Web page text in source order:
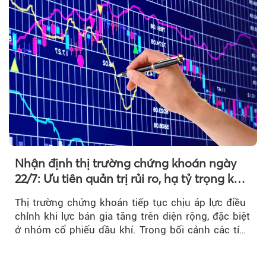
Nhận định thị trường chứng khoán ngày
22/7: Ưu tiên quản trị rủi ro, hạ tỷ trọng khi
Thị trường chứng khoán tiếp tục chịu áp lực điều
chỉnh khi lực bán gia tăng trên diện rộng, đặc biệt
ở nhóm cổ phiếu dầu khí. Trong bối cảnh các tín